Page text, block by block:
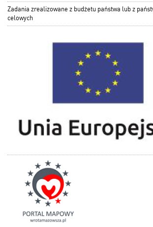
Zadania zrealizowane z budżetu państwa lub z
celowych